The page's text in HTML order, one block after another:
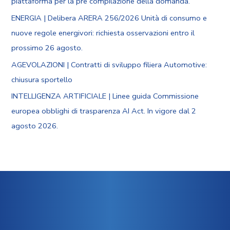
ENERGIA | Delibera ARERA 256/2026 Unità di consumo e
nuove regole energivori: richiesta osservazioni entro il
prossimo 26 agosto.
AGEVOLAZIONI | Contratti di sviluppo filiera Automotive:
chiusura sportello
INTELLIGENZA ARTIFICIALE | Linee guida Commissione
europea obblighi di trasparenza AI Act. In vigore dal 2
agosto 2026.